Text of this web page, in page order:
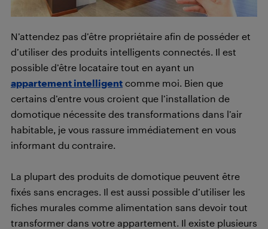
N’attendez pas d’être propriétaire afin de posséder et
d’utiliser des produits intelligents connectés. Il est
possible d’être locataire tout en ayant un
appartement intelligent comme moi. Bien que
certains d’entre vous croient que l’installation de
domotique nécessite des transformations dans l’air
habitable, je vous rassure immédiatement en vous
informant du contraire.
La plupart des produits de domotique peuvent être
fixés sans encrages. Il est aussi possible d’utiliser les
fiches murales comme alimentation sans devoir tout
transformer dans votre appartement. Il existe plusieurs